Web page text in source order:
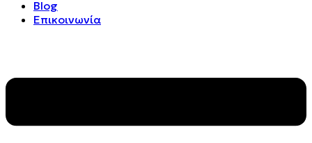
Blog
Επικοινωνία